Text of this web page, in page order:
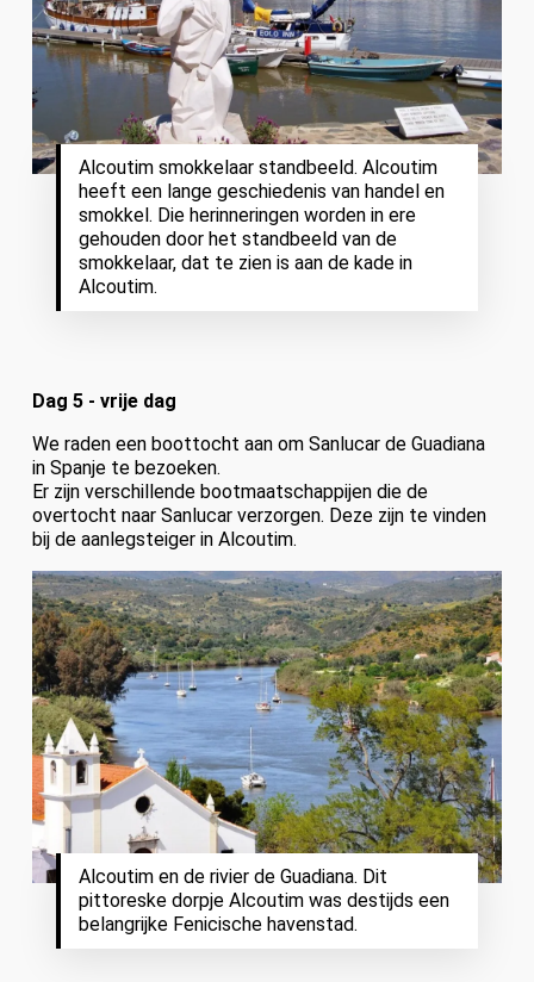
Alcoutim smokkelaar standbeeld. Alcoutim
heeft een lange geschiedenis van handel en
smokkel. Die herinneringen worden in ere
gehouden door het standbeeld van de
smokkelaar, dat te zien is aan de kade in
Alcoutim.
Dag 5 - vrije dag
We raden een boottocht aan om Sanlucar de Guadiana
in Spanje te bezoeken.
Er zijn verschillende bootmaatschappijen die de
overtocht naar Sanlucar verzorgen. Deze zijn te vinden
bij de aanlegsteiger in Alcoutim.
Alcoutim en de rivier de Guadiana. Dit
pittoreske dorpje Alcoutim was destijds een
belangrijke Fenicische havenstad.